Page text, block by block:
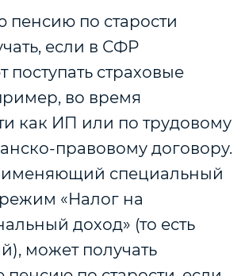
пенсию по старости
если в СФР
страховые
во время
как ИП или по трудовому
правовому договору.
специальный
«Налог на
доход» (то есть
может получать